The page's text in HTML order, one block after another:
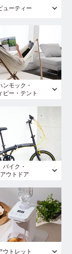
ューティー
ンモック・
ピー・テント
バイク・
アウトドア
ウトレット